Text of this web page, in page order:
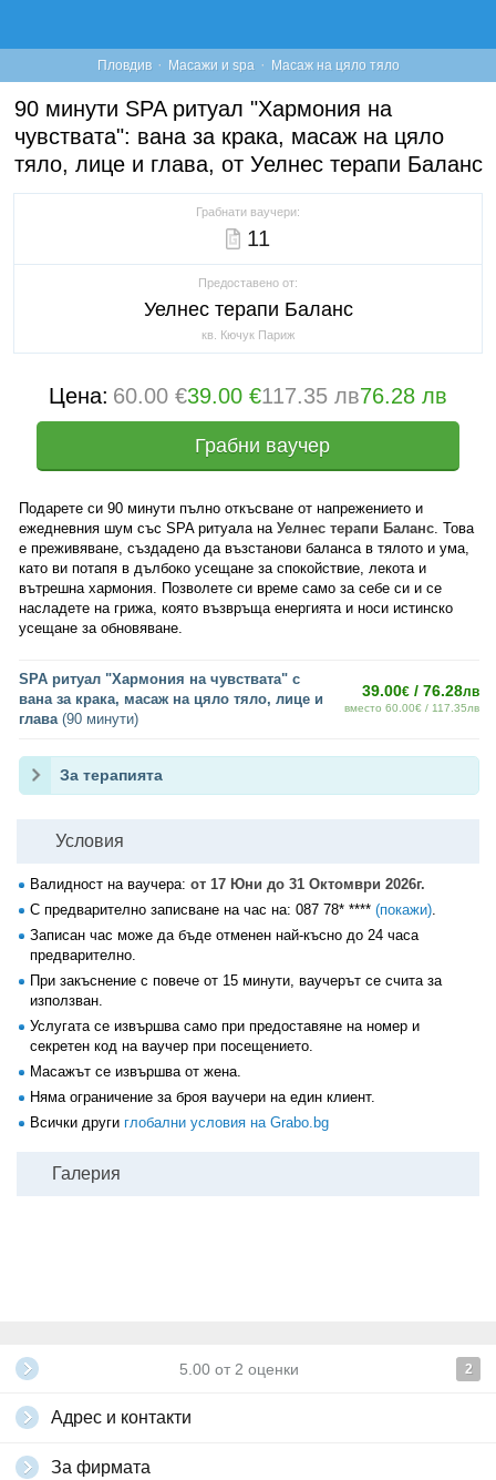
Пловдив · Масажи и spa · Масаж на цяло тяло
90 минути SPA ритуал "Хармония на
чувствата": вана за крака, масаж на цяло
тяло, лице и глава, от Уелнес терапи Баланс
Грабнати ваучери:
11
Предоставено от:
Уелнес терапи Баланс
кв. Кючук Париж
Цена: 60.00 €39.00 €117.35 лв76.28 лв
Грабни ваучер
Подарете си 90 минути пълно откъсване от напрежението и
ежедневния шум със SPA ритуала на Уелнес терапи Баланс. Това
е преживяване, създадено да възстанови баланса в тялото и ума,
като ви потапя в дълбоко усещане за спокойствие, лекота и
вътрешна хармония. Позволете си време само за себе си и се
насладете на грижа, която възвръща енергията и носи истинско
усещане за обновяване.
SPA ритуал "Хармония на чувствата" с
вана за крака, масаж на цяло тяло, лице и
глава (90 минути)
39.00€ / 76.28лв
вместо 60.00€ / 117.35лв
За терапията
Условия
Валидност на ваучера: от 17 Юни до 31 Октомври 2026г.
С предварително записване на час на: 087 78* **** (покажи).
Записан час може да бъде отменен най-късно до 24 часа
предварително.
При закъснение с повече от 15 минути, ваучерът се счита за
използван.
Услугата се извършва само при предоставяне на номер и
секретен код на ваучер при посещението.
Масажът се извършва от жена.
Няма ограничение за броя ваучери на един клиент.
Всички други глобални условия на Grabo.bg
Галерия
5.00 от 2 оценки 2
Адрес и контакти
За фирмата